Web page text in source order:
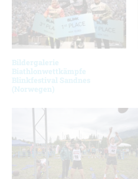
Bildergalerie
Biathlonwettkämpfe
Blinkfestival Sandnes
(Norwegen)